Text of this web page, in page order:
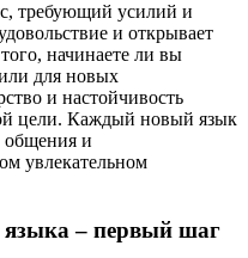
требующий усилий и
и открывает
начинаете ли вы
для новых
и настойчивость
цели. Каждый новый язык
общения и
увлекательном
языка – первый шаг